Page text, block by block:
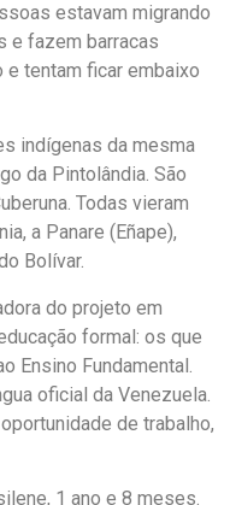
estavam migrando
e fazem barracas
tentam ficar embaixo
indígenas da mesma
da Pintolândia. São
Todas vieram
a Panare (Eñape),
Bolívar.
do projeto em
formal: os que
Ensino Fundamental.
oficial da Venezuela.
de trabalho,
1 ano e 8 meses.